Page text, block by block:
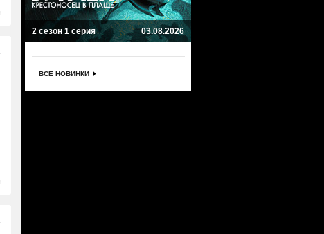
2 сезон 1 серия 03.08.2026
ВСЕ НОВИНКИ